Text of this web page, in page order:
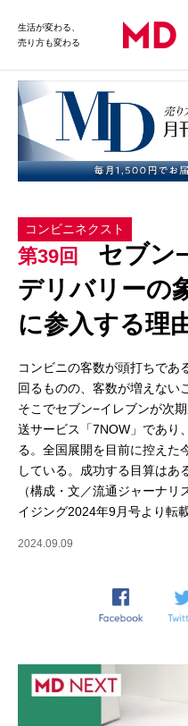
生活が変わる、
売り方も変わる
コンビニネクスト
第39回
セブン
デリバリーの
に参入する理
コンビニの客数が頭打ちであ
回るものの、客数が増えない
そこでセブン−イレブンが次
送サービス「7NOW」であり
る。全国展開を目前に控えた
している。成功する目算はあ
（構成・文／流通ジャーナ
イジング2024年9月号より転載
2024.09.09